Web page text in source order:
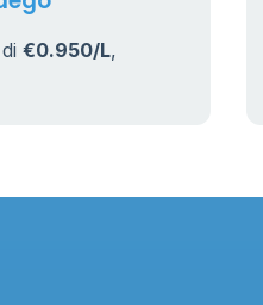
€0.950/L,